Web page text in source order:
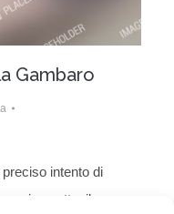
Gambaro
intento di
ogni aspetto, il